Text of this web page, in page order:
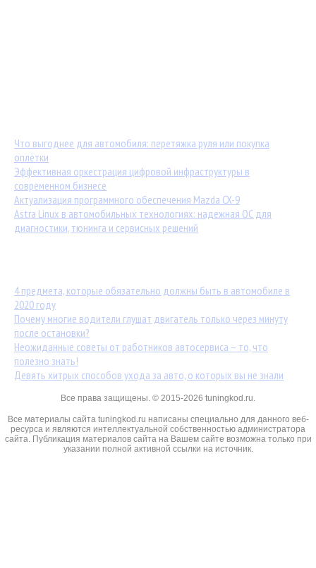
Что выгоднее для автомобиля: перетяжка руля или покупка
оплётки
Эффективная оркестрация цифровой инфраструктуры в
современном бизнесе
Актуализация программного обеспечения Mazda CX-9
Astra Linux в автомобильных технологиях: надежная ОС для
диагностики, тюнинга и сервисных решений
4 предмета, которые обязательно должны быть в автомобиле в
2020 году
Почему многие водители глушат двигатель только через минуту
после остановки?
Неожиданные советы от работников автосервиса – то, что
полезно знать!
Девять хитрых способов ухода за авто, о которых вы не знали
Все права защищены. © 2015-2026 tuningkod.ru.
Все материалы сайта tuningkod.ru написаны специально для данного веб-
ресурса и являются интеллектуальной собственностью администратора
сайта. Публикация материалов сайта на Вашем сайте возможна только при
указании полной активной ссылки на источник.